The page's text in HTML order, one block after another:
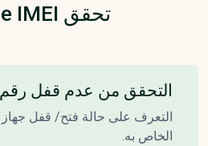
تحقق iPhone IMEI
التحقق من عدم قفل رقم IMEI
الخاص به.